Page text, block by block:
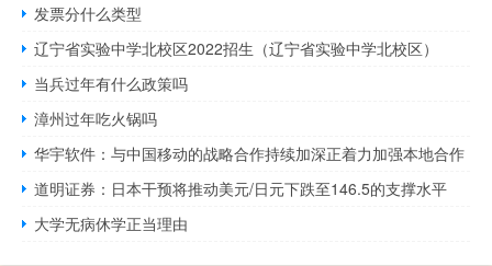
发票分什么类型
辽宁省实验中学北校区2022招生（辽宁省实验中学北校区）
当兵过年有什么政策吗
漳州过年吃火锅吗
华宇软件：与中国移动的战略合作持续加深正着力加强本地合作
道明证券：日本干预将推动美元/日元下跌至146.5的支撑水平
大学无病休学正当理由